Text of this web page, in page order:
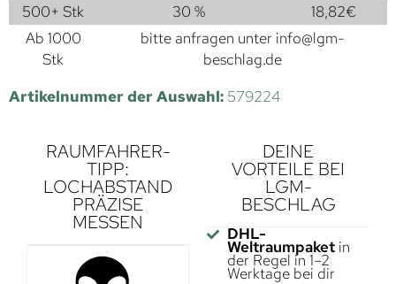
500+ Stk
30 % 18,82€
Ab 1000
Stk
bitte anfragen unter info@lgm-
beschlag.de
Artikelnummer der Auswahl: 579224
RAUMFAHRER-
TIPP:
LOCHABSTAND
PRÄZISE
MESSEN
DEINE
VORTEILE BEI
LGM-
BESCHLAG
DHL-
Weltraumpaketin
der Regel in 1–2
Werktage bei dir